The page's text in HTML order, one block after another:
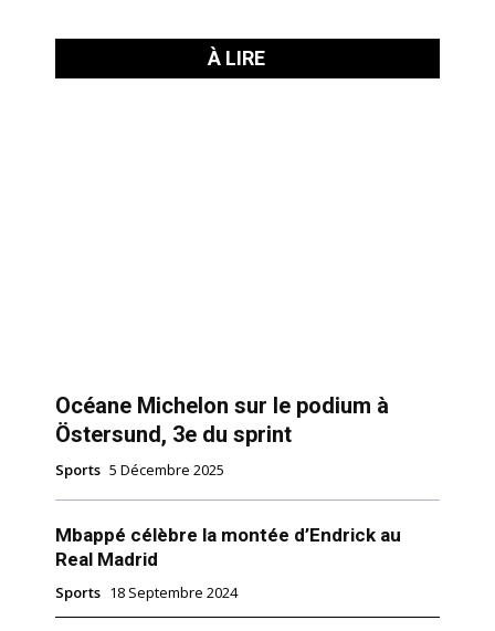
À LIRE
Océane Michelon sur le podium à
Östersund, 3e du sprint
Sports 5 Décembre 2025
Mbappé célèbre la montée d’Endrick au
Real Madrid
Sports 18 Septembre 2024